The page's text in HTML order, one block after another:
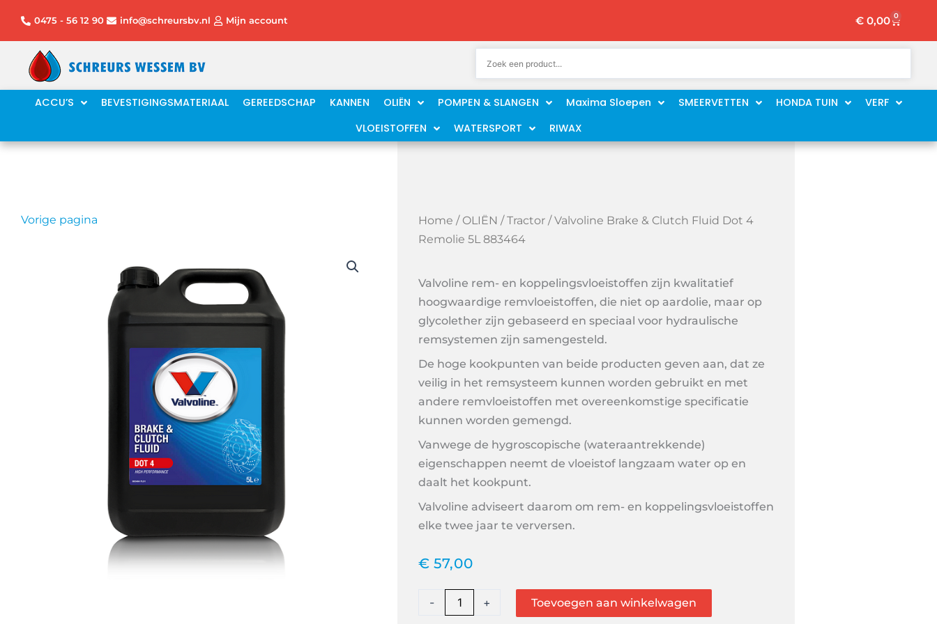
de
inhoud
0475 - 56 12 90 info@schreursbv.nl Mijn account € 0,00 0
ACCU’S BEVESTIGINGSMATERIAAL GEREEDSCHAP KANNEN OLIËN POMPEN & SLANGEN Maxima Sloepen SMEERVETTEN HONDA TUIN
VERF
VLOEISTOFFEN
WATERSPORT RIWAX
Vorige pagina Home / OLIËN /Tractor / Valvoline Brake & Clutch Fluid Dot 4
Remolie 5L 883464
Valvoline rem- en koppelingsvloeistoffen zijn kwalitatief
hoogwaardige remvloeistoffen, die niet op aardolie, maar op
glycolether zijn gebaseerd en speciaal voor hydraulische
remsystemen zijn samengesteld.
De hoge kookpunten van beide producten geven aan, dat ze
veilig in het remsysteem kunnen worden gebruikt en met
andere remvloeistoffen met overeenkomstige specificatie
kunnen worden gemengd.
Vanwege de hygroscopische (wateraantrekkende)
eigenschappen neemt de vloeistof langzaam water op en
daalt het kookpunt.
Valvoline adviseert daarom om rem- en koppelingsvloeistoffen
elke twee jaar te verversen.
€ 57,00
-
Valvoline
Brake
+ Toevoegen aan winkelwagen